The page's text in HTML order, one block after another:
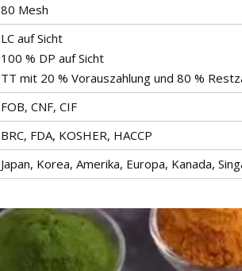
80 Mesh
LC auf Sicht
100 % DP auf Sicht
TT mit 20 % Vorauszahlung und 80 %
FOB, CNF, CIF
BRC, FDA, KOSHER, HACCP
Japan, Korea, Amerika, Europa, Kanada,